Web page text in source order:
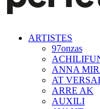
ARTISTES
97onzas
ANNA
AT
ARRE AK
AUXILI